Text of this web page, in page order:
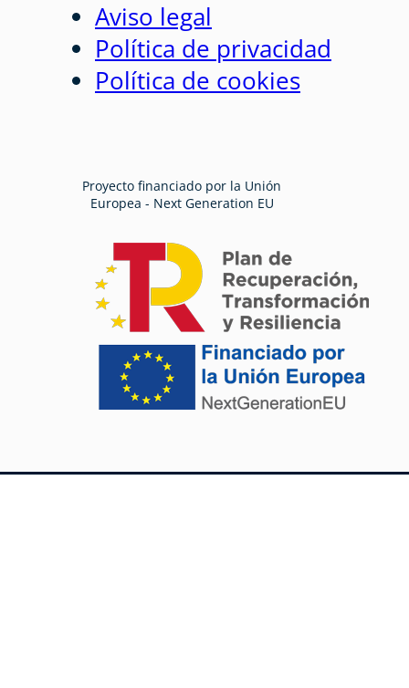
Aviso legal
Política de privacidad
Política de cookies
Proyecto financiado por la Unión
Europea - Next Generation EU